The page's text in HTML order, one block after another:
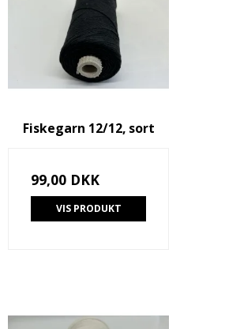
Fiskegarn 12/12, sort
99,00 DKK
VIS PRODUKT